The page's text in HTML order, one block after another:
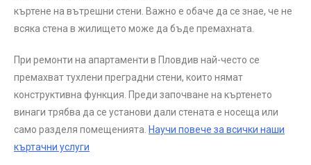
къртене на вътрешни стени. Важно е обаче да се знае, че не
всяка стена в жилището може да бъде премахната.
При ремонти на апартаменти в Пловдив най-често се
премахват тухлени преградни стени, които нямат
конструктивна функция. Преди започване на къртенето
винаги трябва да се установи дали стената е носеща или
само разделя помещенията. Научи повече за всички наши
къртачни услуги